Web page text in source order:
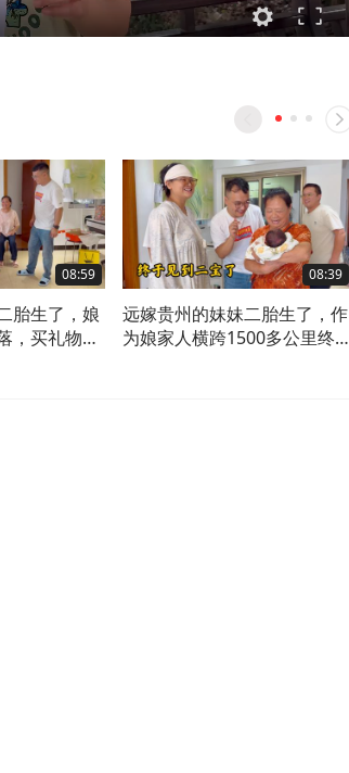
08:59
胎生了，娘
，买礼物讨
08:39
远嫁贵州的妹妹二胎生了，作
为娘家人横跨1500多公里终于